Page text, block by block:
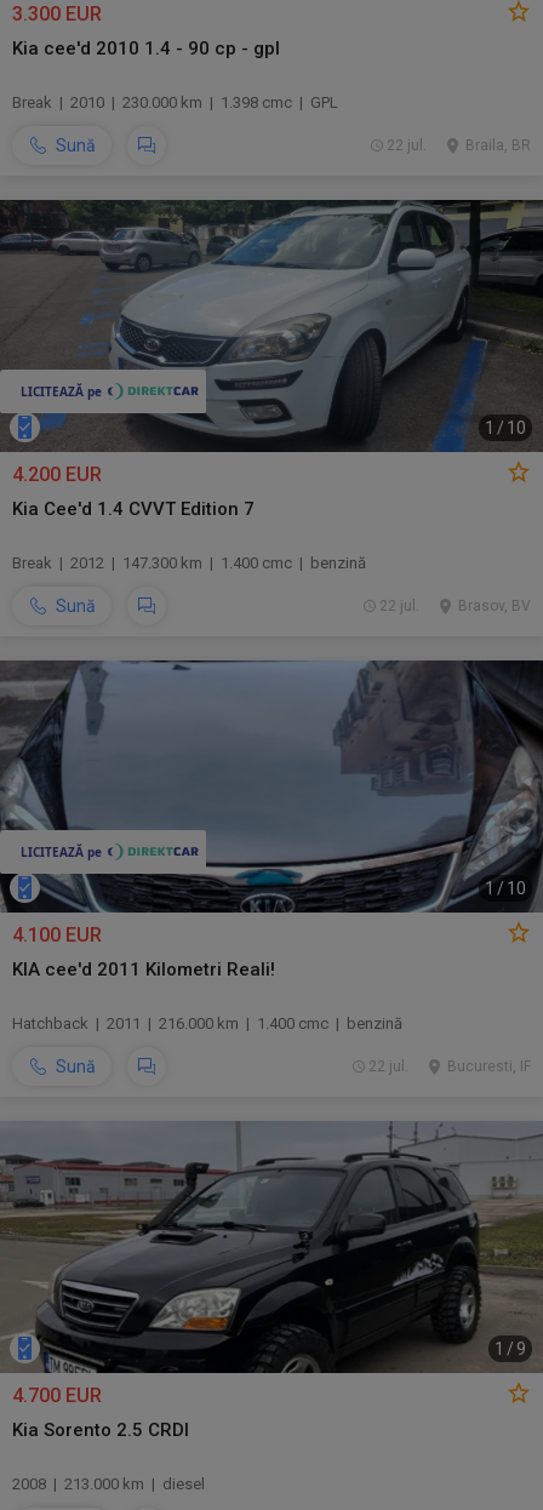
3.300 EUR
Kia cee'd 2010 1.4 - 90 cp - gpl
Break | 2010 | 230.000 km | 1.398 cmc | GPL
Sună Braila, BR
22 jul.
1 / 10
4.200 EUR
Kia Cee'd 1.4 CVVT Edition 7
Break | 2012 | 147.300 km | 1.400 cmc | benzină
Sună Brasov, BV
22 jul.
1 / 10
4.100 EUR
KIA cee'd 2011 Kilometri Reali!
Hatchback | 2011 | 216.000 km | 1.400 cmc | benzină
Sună Bucuresti, IF
22 jul.
1 / 9
4.700 EUR
Kia Sorento 2.5 CRDI
2008 | 213.000 km | diesel